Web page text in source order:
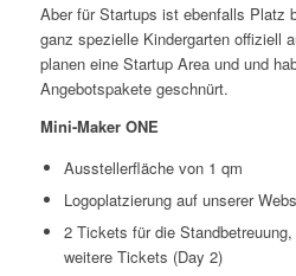
Aber für Startups ist ebenfalls Platz
ganz spezielle Kindergarten offiziell
planen eine Startup Area und und
Angebotspakete geschnürt.
Mini-Maker ONE
Ausstellerfläche von 1 qm
Logoplatzierung auf unserer
2 Tickets für die
weitere Tickets (Day 2)